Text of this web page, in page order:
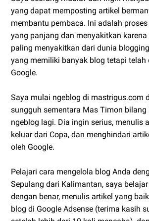
yang dapat memposting artikel
membantu pembaca. Ini adalah
yang panjang dan menyakitkan
paling menyakitkan dari dunia
yang memiliki banyak blog tetapi telah
Google.
Saya mulai ngeblog di mastrigus.com
sungguh sementara Mas Timon bilang
ngeblog lagi. Dia ingin serius, menulis
keluar dari Copa, dan menghindari
oleh Google.
Pelajari cara mengelola blog Anda
Sepulang dari Kalimantan, saya
dengan benar, menulis artikel yang
blog di Google Adsense (terima kasih